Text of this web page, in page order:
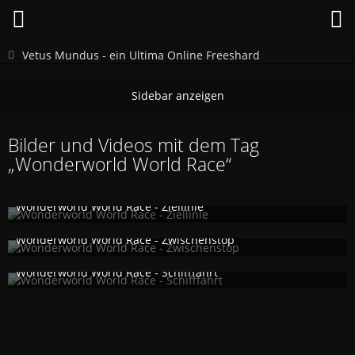
Vetus Mundus - ein Ultima Online Freeshard
Bilder und Videos mit dem Tag
„Wonderworld World Race“
Wonderworld World Race - Ziellinie
Jakos
4. November 2017
1.019
0 2
Wonderworld World Race - Zwischenstop
Jakos
4. November 2017
1.728
1 1
Wonderworld World Race - Schifffahrt
Jakos
4. November 2017